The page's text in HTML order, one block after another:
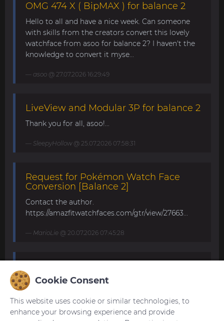
OMG 474 X ( BipMAX ) for balance 2
Hello to all and have a nice week. Can someone
with skills from the creators convert this lovely
watchface from asoo for balance 2? I haven't the
knowledge to convert it myse...
asoo @ 27.07.2026 16:29:49
LiveView and Modular 3P for balance 2
Thank you for all, asoo!...
SleepyHollow@ 25.07.2026 07:58:31
Request for Pokémon Watch Face
Conversion [Balance 2]
Contact the author.
https://amazfitwatchfaces.com/gtr/view/27663...
MarioLie @ 20.07.2026 07:45:28
2
Hello to all and have a nice weekend. Can
someone from the creators make these awesome
watchfaces from asoo for amazfit balance 2?
Cookie Consent
This website uses cookie or similar technologies, to
enhance your browsing experience and provide